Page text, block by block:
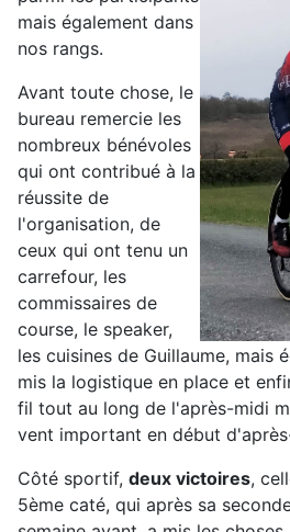
mais également dans
nos rangs.
Avant toute chose, le
bureau remercie les
nombreux bénévoles
qui ont contribué à la
réussite de
l'organisation, de
ceux qui ont tenu un
carrefour, les
commissaires de
course, le speaker,
les cuisines de Guillaume, mais
mis la logistique en place et
fil tout au long de l'après-midi
vent important en début
Côté sportif, deux victoires,
5ème caté, qui après sa